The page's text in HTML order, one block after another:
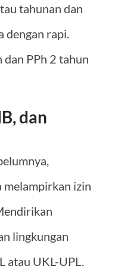
tahunan dan
rapi.
dan PPh 2 tahun
dan
melampirkan izin
lingkungan
UKL-UPL.